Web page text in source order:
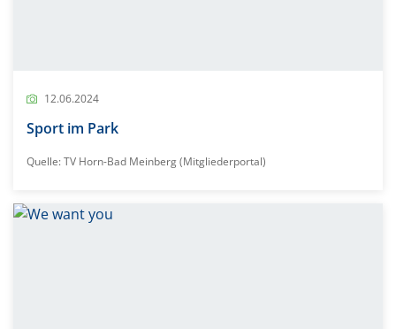
12.06.2024
Sport im Park
Quelle: TV Horn-Bad Meinberg (Mitgliederportal)